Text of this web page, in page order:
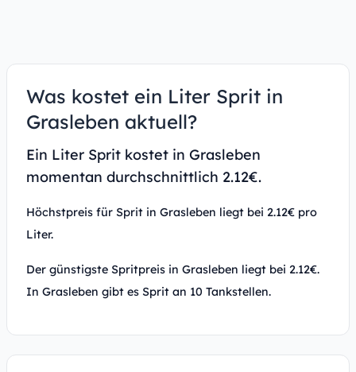
Was kostet ein Liter Sprit in
Grasleben aktuell?
Ein Liter Sprit kostet in Grasleben
momentan durchschnittlich 2.12€.
Höchstpreis für Sprit in Grasleben liegt bei 2.12€ pro
Liter.
Der günstigste Spritpreis in Grasleben liegt bei 2.12€.
In Grasleben gibt es Sprit an 10 Tankstellen.